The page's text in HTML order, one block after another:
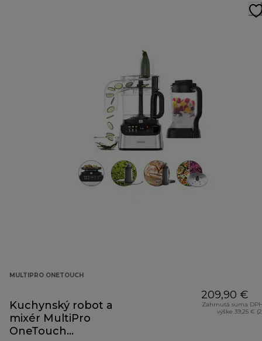
MULTIPRO ONETOUCH
Kuchynský robot a
mixér MultiPro
OneTouch
209,90 €
Zahrnutá suma
výške 39,25 €